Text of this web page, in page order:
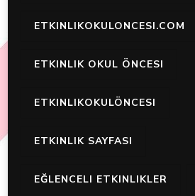
ETKINLIKOKULONCESI.COM
ETKINLIK OKUL ÖNCESI
ETKINLIKOKULÖNCESI
ETKINLIK SAYFASI
EĞLENCELI ETKINLIKLER